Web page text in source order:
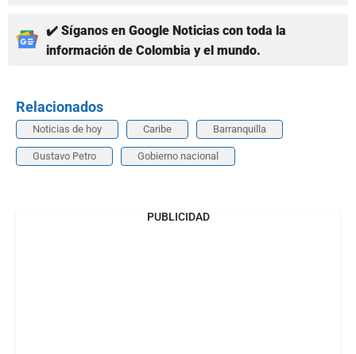
✔️ Síganos en Google Noticias con toda la
información de Colombia y el mundo.
Relacionados
Noticias de hoy Caribe Barranquilla
Gustavo Petro Gobierno nacional
PUBLICIDAD